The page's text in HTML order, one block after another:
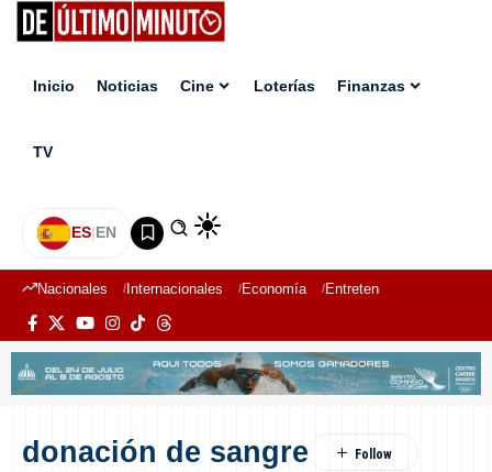
Inicio Noticias Cine Loterías Finanzas
TV
ES|EN
Nacionales Internacionales Economía Entretenimiento
donación de sangre